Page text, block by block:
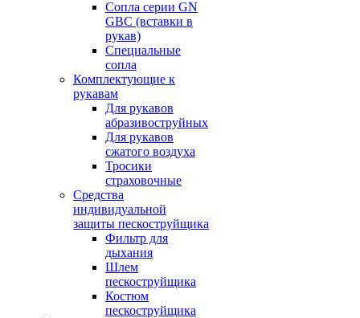
Сопла серии GN
GBC (вставки в
рукав)
Специальные
сопла
Комплектующие к
рукавам
Для рукавов
абразивоструйных
Для рукавов
сжатого воздуха
Тросики
страховочные
Средства
индивидуальной
защиты пескоструйщика
Фильтр для
дыхания
Шлем
пескоструйщика
Костюм
пескоструйщика